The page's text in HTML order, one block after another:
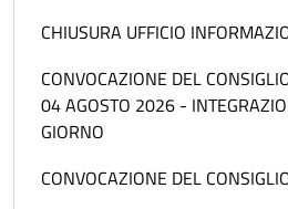
CHIUSURA UFFICIO
CONVOCAZIONE DEL
04 AGOSTO 2026 -
GIORNO
CONVOCAZIONE DEL